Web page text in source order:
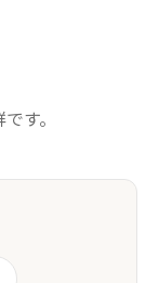
す。